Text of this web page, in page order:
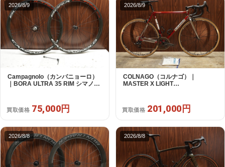
2026/8/9
Campagnolo（カンパニョーロ）
｜BORA ULTRA 35 RIM シマノフ
買取価格 75,000円
2026/8/9
COLNAGO（コルナゴ）｜
MASTER X LIGHT
年｜美品｜買取金額 201,000円
買取価格 201,000円
2026/8/8 2026/8/8